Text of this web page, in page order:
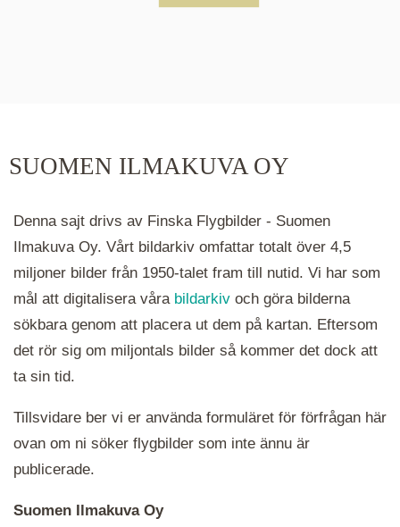
hålla ned ctrl-tangenten och scrolla.
SUOMEN ILMAKUVA OY
Denna sajt drivs av Finska Flygbilder - Suomen
Ilmakuva Oy. Vårt bildarkiv omfattar totalt över 4,5
miljoner bilder från 1950-talet fram till nutid. Vi har som
mål att digitalisera våra bildarkiv och göra bilderna
sökbara genom att placera ut dem på kartan. Eftersom
det rör sig om miljontals bilder så kommer det dock att
ta sin tid.
Tillsvidare ber vi er använda formuläret för förfrågan här
ovan om ni söker flygbilder som inte ännu är
publicerade.
Suomen Ilmakuva Oy